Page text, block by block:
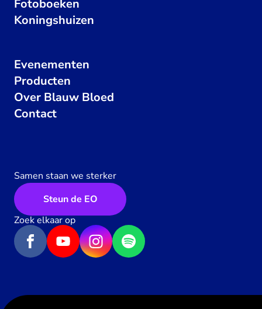
Fotoboeken
Koningshuizen
Evenementen
Producten
Over Blauw Bloed
Contact
Samen staan we sterker
Steun de EO
Zoek elkaar op